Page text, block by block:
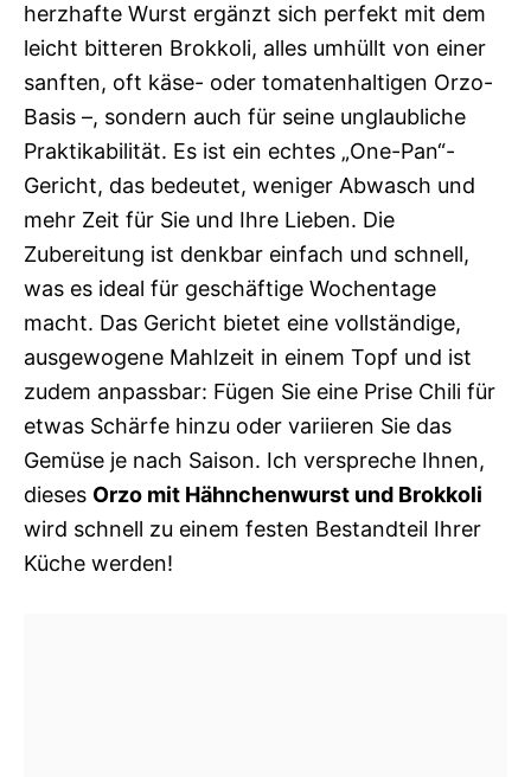
herzhafte Wurst ergänzt sich perfekt mit dem
leicht bitteren Brokkoli, alles umhüllt von einer
sanften, oft käse- oder tomatenhaltigen Orzo-
Basis –, sondern auch für seine unglaubliche
Praktikabilität. Es ist ein echtes „One-Pan“-
Gericht, das bedeutet, weniger Abwasch und
mehr Zeit für Sie und Ihre Lieben. Die
Zubereitung ist denkbar einfach und schnell,
was es ideal für geschäftige Wochentage
macht. Das Gericht bietet eine vollständige,
ausgewogene Mahlzeit in einem Topf und ist
zudem anpassbar: Fügen Sie eine Prise Chili für
etwas Schärfe hinzu oder variieren Sie das
Gemüse je nach Saison. Ich verspreche Ihnen,
dieses Orzo mit Hähnchenwurst und Brokkoli
wird schnell zu einem festen Bestandteil Ihrer
Küche werden!